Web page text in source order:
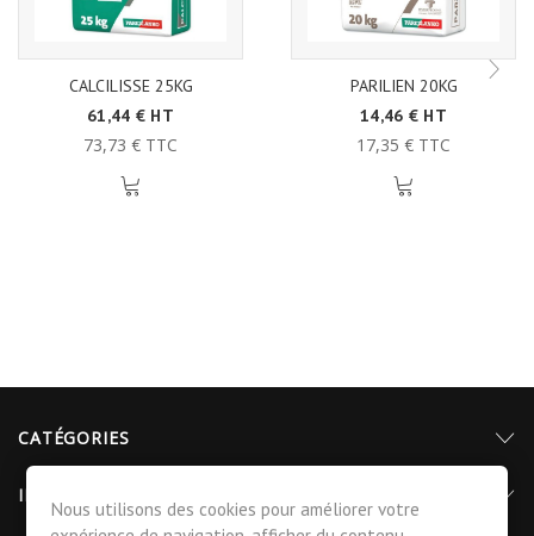
CALCILISSE 25KG
61,44 € HT
73,73 € TTC
PARILIEN 20KG
14,46 € HT
17,35 € TTC
CATÉGORIES
INFORMATIONS
Nous utilisons des cookies pour améliorer votre